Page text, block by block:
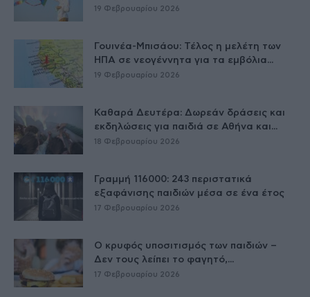
19 Φεβρουαρίου 2026
Γουινέα-Μπισάου: Τέλος η μελέτη των
ΗΠΑ σε νεογέννητα για τα εμβόλια...
19 Φεβρουαρίου 2026
Καθαρά Δευτέρα: Δωρεάν δράσεις και
εκδηλώσεις για παιδιά σε Αθήνα και...
18 Φεβρουαρίου 2026
Γραμμή 116000: 243 περιστατικά
εξαφάνισης παιδιών μέσα σε ένα έτος
17 Φεβρουαρίου 2026
Ο κρυφός υποσιτισμός των παιδιών –
Δεν τους λείπει το φαγητό,...
17 Φεβρουαρίου 2026